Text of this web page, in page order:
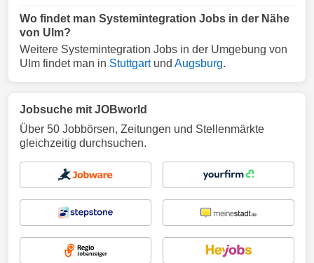
Wo findet man Systemintegration Jobs in der Nähe
von Ulm?
Weitere Systemintegration Jobs in der Umgebung von
Ulm findet man in Stuttgartund Augsburg.
Jobsuche mit JOBworld
Über 50 Jobbörsen, Zeitungen und Stellenmärkte
gleichzeitig durchsuchen.